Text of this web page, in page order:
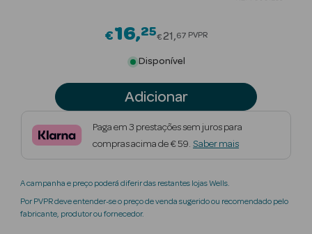
Beauty Season
Nutricosmética
Perfumes
Beauty Season
€16 25Price reduced from
€21 67 PVPR
Disponível
Adicionar
Paga em 3 prestações sem juros para
compras acima de € 59. Saber mais
A campanha e preço poderá diferir das restantes lojas Wells.
Por PVPR deve entender-se o preço de venda sugerido ou recomendado pelo
fabricante, produtor ou fornecedor.